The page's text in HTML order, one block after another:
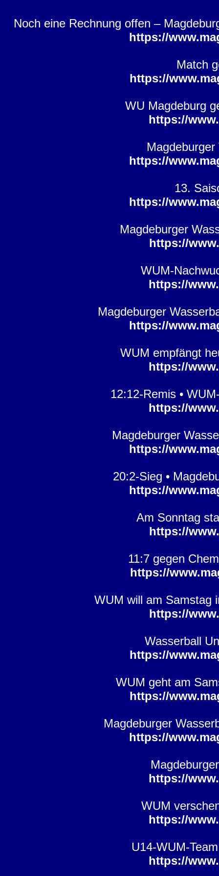
Noch eine Rechnung offen –
https://
Match
https://
WU Magdeburg
https://
https://
13.
https://
Magdeburger
https://
WUM-
https://
Magdeburger
https://
WUM empfängt
https://
12:12-Remis •
https://
Magdeburger
https://
20:2-Sieg •
https://
Am Sonntag
https://
11:7 gegen
https://
WUM will am Samstag
https://
Wasserball
https://
WUM geht am
https://
Magdeburger
https://
https://
WUM
https://
U14-WUM-
https://